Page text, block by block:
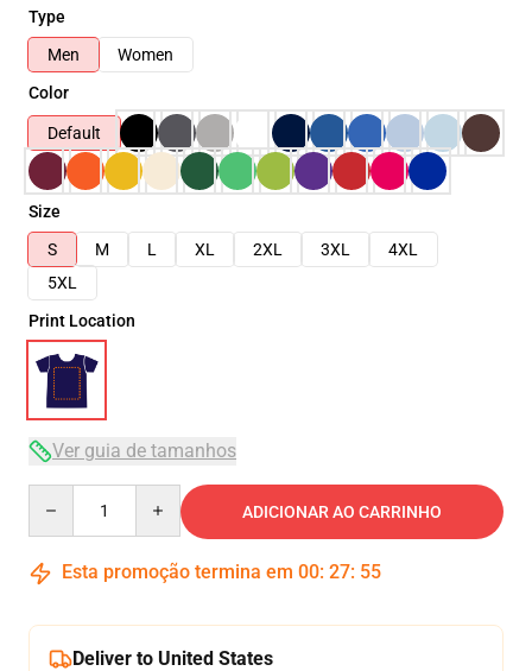
Type
Men
Women
Color
Default
Size
S
M L XL 2XL 3XL
4XL
5XL
Print Location
Ver guia de tamanhos
ADICIONAR AO CARRINHO
Esta promoção termina em 00: 27: 54
Deliver to United States